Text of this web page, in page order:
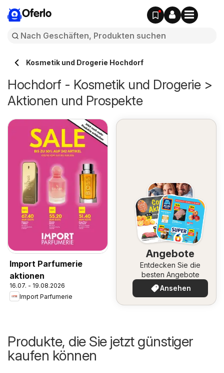
Oferlo
Kosmetik und Drogerie Hochdorf
Hochdorf - Kosmetik und Drogerie >
Aktionen und Prospekte
Import Parfumerie
aktionen
16.07. - 19.08.2026
Import Parfumerie
Angebote
Entdecken Sie die
besten Angebote
Ansehen
Produkte, die Sie jetzt günstiger
kaufen können